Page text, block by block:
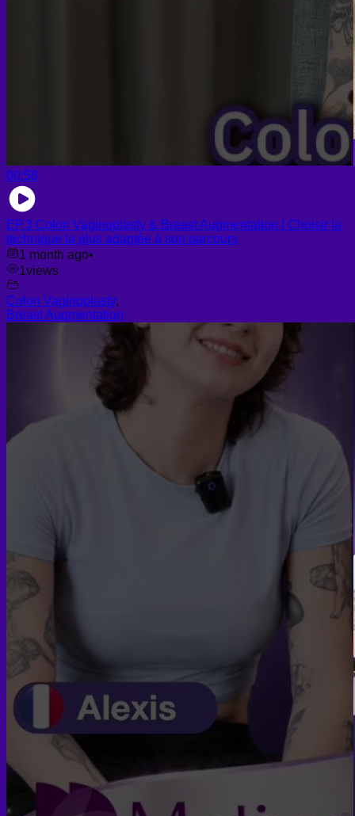
00:58
EP.3 Colon Vaginoplasty & Breast Augmentation | Choisir la
technique la plus adaptée à son parcours
1 month ago•
1views
Colon Vaginoplasty,
Breast Augmentation